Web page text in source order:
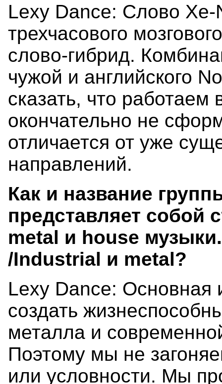
Lexy Dance: Слово Xe-
трехчасового
слово-гибрид.
чужой и английского
сказать, что
окончательно не
отличается от уже
направлений.
Как и название
представляет собой
metal и house
/Industrial и metal?
Lexy Dance: Основная
создать
металла и
Поэтому мы не
или условности. Мы